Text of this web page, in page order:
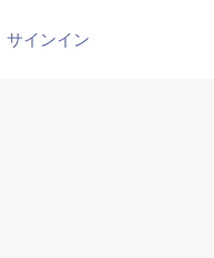
サインイン